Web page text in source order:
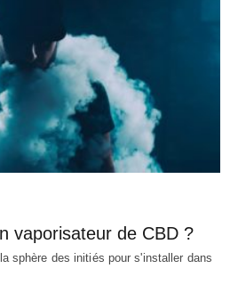
vaporisateur de CBD ?
sphère des initiés pour s'installer dans